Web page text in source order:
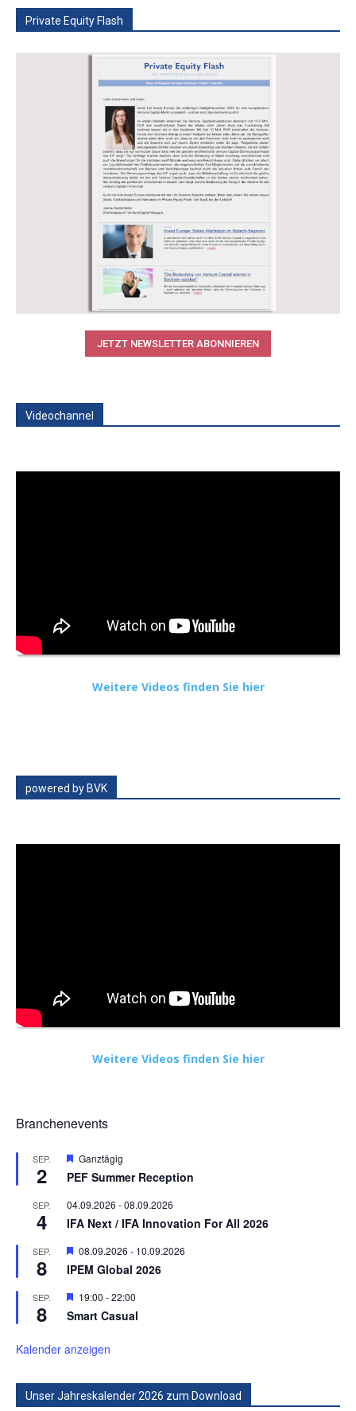
Private Equity Flash
JETZT NEWSLETTER ABONNIEREN
Videochannel
Weitere Videos finden Sie hier
powered by BVK
Weitere Videos finden Sie hier
Branchenevents
SEP.
2
Hervorgehoben
Ganztägig
PEF Summer Reception
SEP.
4
04.09.2026 -08.09.2026
IFA Next / IFA Innovation For All 2026
SEP.
8
Hervorgehoben
08.09.2026 - 10.09.2026
IPEM Global 2026
SEP.
8
Hervorgehoben
19:00 -22:00
Smart Casual
Kalender anzeigen
Unser Jahreskalender 2026 zum Download